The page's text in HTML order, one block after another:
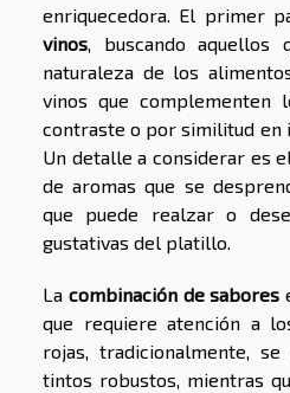
enriquecedora. El primer
vinos, buscando aquellos
naturaleza de los
vinos que complementen
contraste o por similitud en
Un detalle a considerar es
de aromas que se
que puede realzar o
gustativas del platillo.
La combinación de sabores
que requiere atención a
rojas, tradicionalmente,
tintos robustos, mientras